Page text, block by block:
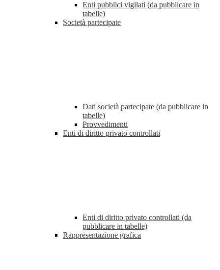
Enti pubblici vigilati (da pubblicare in
tabelle)
Società partecipate
Dati società partecipate (da pubblicare in
tabelle)
Provvedimenti
Enti di diritto privato controllati
Enti di diritto privato controllati (da
pubblicare in tabelle)
Rappresentazione grafica